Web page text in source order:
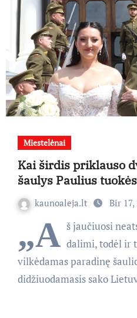
Miestelėnai
Kai širdis priklauso
šaulys Paulius
kaunoaleja.lt Bir 17,
„A š jaučiuosi
dalimi, todėl ir
vilkėdamas paradinę
didžiuodamasis sako